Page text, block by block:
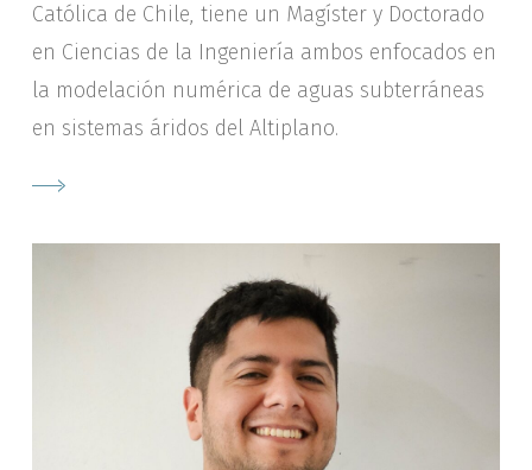
Católica de Chile, tiene un Magíster y Doctorado
en Ciencias de la Ingeniería ambos enfocados en
la modelación numérica de aguas subterráneas
en sistemas áridos del Altiplano.